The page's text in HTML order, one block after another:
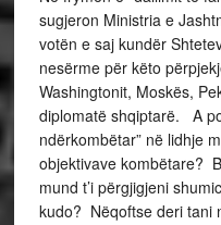
sugjeron Ministria e
votën e saj kundër
nesërme për këto
Washingtonit, Moskës,
diplomatë shqiptarë. A
ndërkombëtar” në lidhje
objektivave kombëtare?
mund t’i përgjigjeni
kudo? Nëqoftse deri tani